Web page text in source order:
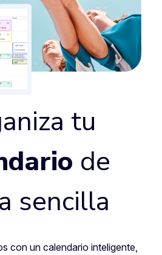
tu
de
sencilla
con un calendario inteligente,